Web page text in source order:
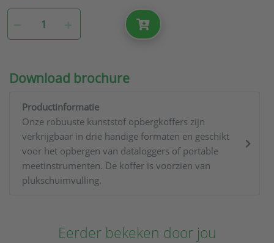
Download brochure
Productinformatie
Onze robuuste kunststof opbergkoffers zijn
verkrijgbaar in drie handige formaten en geschikt
voor het opbergen van dataloggers of portable
meetinstrumenten. De koffer is voorzien van
plukschuimvulling.
Eerder bekeken door jou